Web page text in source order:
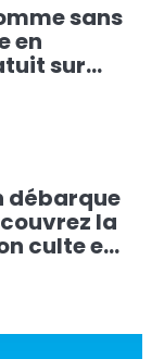
sans
en
sur
débarque
la
culte en